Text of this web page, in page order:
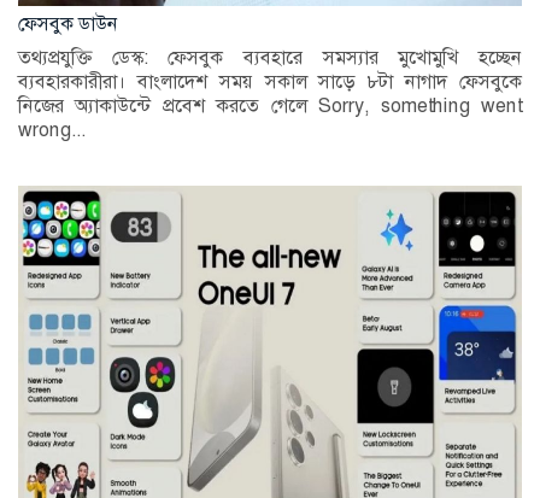
ফেসবুক ডাউন
তথ্যপ্রযুক্তি ডেস্ক: ফেসবুক ব্যবহারে সমস্যার মুখোমুখি হচ্ছেন
ব্যবহারকারীরা। বাংলাদেশ সময় সকাল সাড়ে ৮টা নাগাদ ফেসবুকে
নিজের অ্যাকাউন্টে প্রবেশ করতে গেলে Sorry, something went
wrong...